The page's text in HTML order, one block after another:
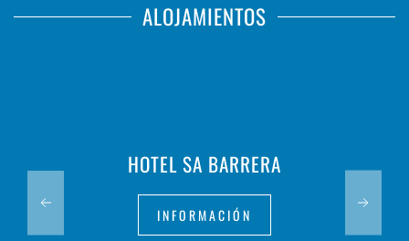
ALOJAMIENTOS
HOTEL SA BARRERA
INFORMACIÓN